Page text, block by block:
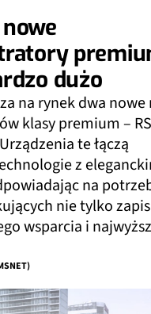
dużo
na rynek dwa
klasy premium –
te łączą
z
na
nie tylko
wsparcia i